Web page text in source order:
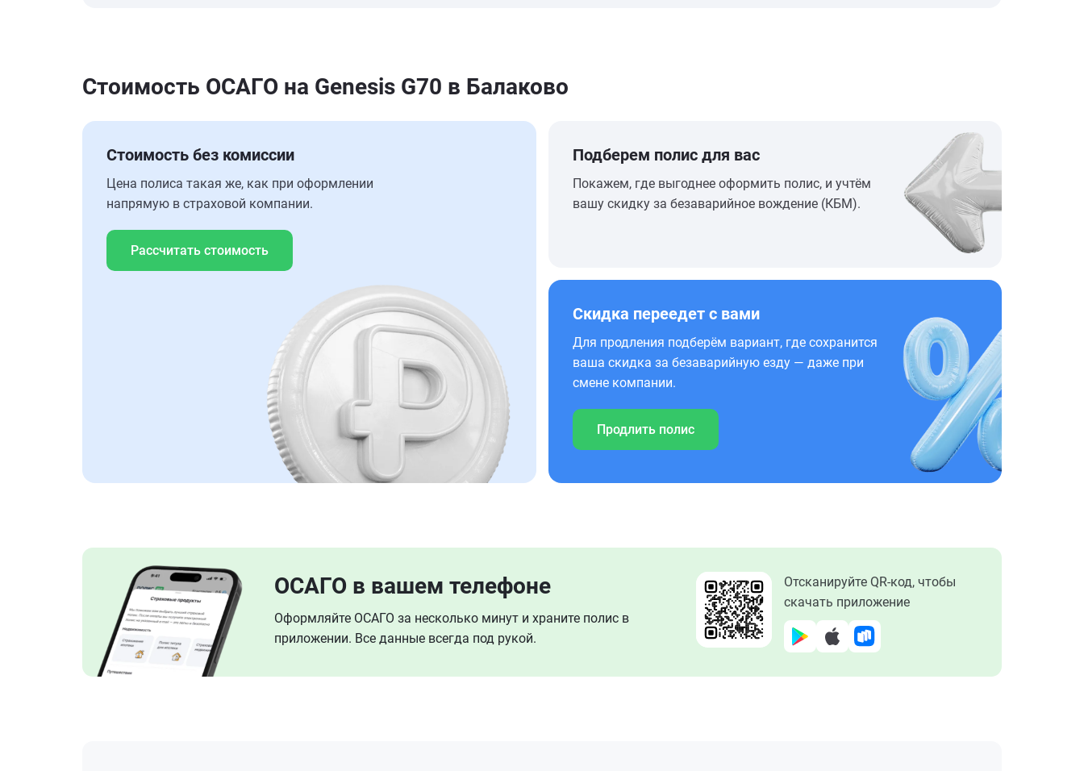
Стоимость ОСАГО на Genesis G70 в Балаково
Стоимость без комиссии
Цена полиса такая же, как при оформлении
напрямую в страховой компании.
Рассчитать стоимость
Подберем полис для вас
Покажем, где выгоднее оформить полис, и учтём
вашу скидку за безаварийное вождение (КБМ).
Скидка переедет с вами
Для продления подберём вариант, где сохранится
ваша скидка за безаварийную езду — даже при
смене компании.
Продлить полис
ОСАГО в вашем телефоне
Оформляйте ОСАГО за несколько минут и храните полис в
приложении. Все данные всегда под рукой.
Отсканируйте QR-код, чтобы
скачать приложение